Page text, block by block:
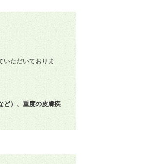
いただいておりま
ど）、重度の皮膚疾